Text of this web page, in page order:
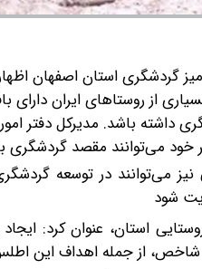
گردشگری استان اصفهان
از روستاهای ایران
داشته باشد. مدیرکل دفتر
خود می‌توانند مقصد گردشگری
می‌توانند در توسعه
شود
استان، عنوان کرد:
شاخص، از جمله اهداف این